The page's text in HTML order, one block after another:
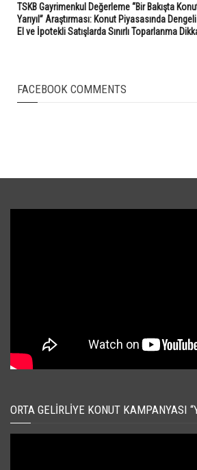
TSKB Gayrimenkul Değerleme “Bir Bakışta
Yarıyıl” Araştırması: Konut Piyasasında
El ve İpotekli Satışlarda Sınırlı Toparlanma
FACEBOOK COMMENTS
ORTA GELIRLIYE KONUT KAMPANYASI